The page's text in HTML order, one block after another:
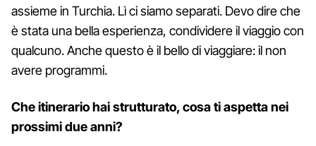
assieme in Turchia. Lì ci siamo separati. Devo dire che
è stata una bella esperienza, condividere il viaggio con
qualcuno. Anche questo è il bello di viaggiare: il non
avere programmi.
Che itinerario hai strutturato, cosa ti aspetta nei
prossimi due anni?